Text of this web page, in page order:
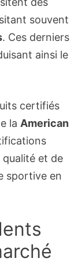
souvent
. Ces derniers
ainsi le
certifiés
la American
et de
sportive en